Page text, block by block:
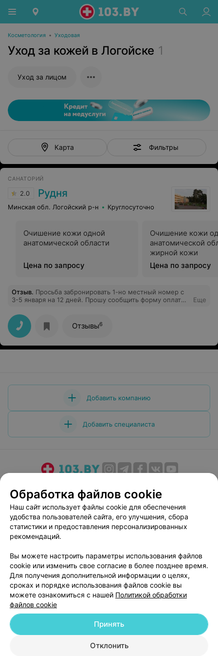
Косметология • Уходовая
Уход за кожей в Логойске 1
Уход за лицом
Карта Фильтры
САНАТОРИЙ
2.0 Рудня
Минская обл. Логойский р-н Круглосуточно
Очишение кожи одной
анатомической области
Цена по запросу
Очишение кожи
анатомической
жирной кожи
Цена по запросу
Отзыв. Просьба забронировать 1-но местный номер с
3-5 января на 12 дней. Прошу сообщить форму оплаты
России. Спасибо.
Еще
Отзывы6
Добавить компанию
Добавить специалиста
Медицинский маркетинг
Публичный договор
Пользовательское соглашение
Способы оплаты
Вакансии
Партнеры
Написать руководителю 103.by
Персональные настройки cookie
Обработка персональных данных
© 2026 ООО «Артокс Лаб», УНП 191700409| 220012, Республика Беларусь,
Обработка файлов cookie
Наш сайт использует файлы cookie для обеспечения
удобства пользователей сайта, его улучшения, сбора
статистики и предоставления персонализированных
рекомендаций.
Вы можете настроить параметры использования файлов
cookie или изменить свое согласие в более позднее время.
Для получения дополнительной информации о целях,
сроках и порядке использования файлов cookie вы
можете ознакомиться с нашей Политикой обработки
файлов cookie
Отклонить
Принять